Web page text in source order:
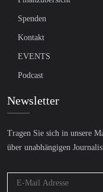
Spenden
Kontakt
EVENTS
Podcast
Newsletter
Tragen Sie sich in unsere
über unabhängigen